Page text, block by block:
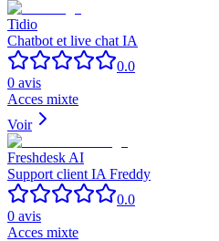
Tidio
Chatbot et live chat IA
0.0
0 avis
Acces mixte
Voir
Freshdesk AI
Support client IA Freddy
0.0
0 avis
Acces mixte